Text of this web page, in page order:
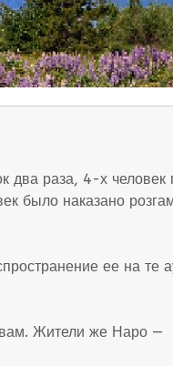
два раза, 4-х
было наказано
ее на те
Жители же Наро —